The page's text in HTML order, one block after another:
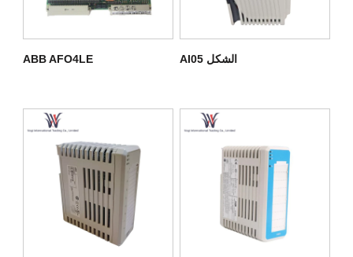
ABB AFO4LE الشكل AI05